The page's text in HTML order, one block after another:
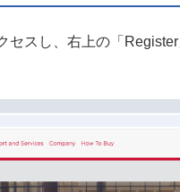
スし、右上の「Register